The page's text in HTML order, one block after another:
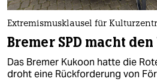
Extremismusklausel für
Bremer SPD macht
Das Bremer Kukoon hatte die
droht eine Rückforderung von